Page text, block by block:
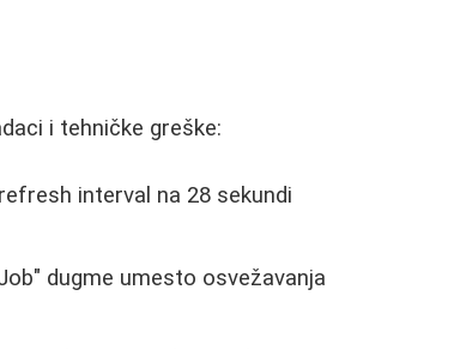
i tehničke greške:
interval na 28 sekundi
dugme umesto osvežavanja